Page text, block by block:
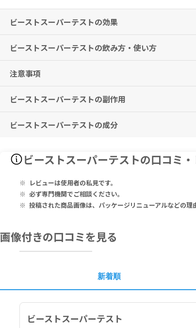
ビーストスーパーテストの効果
日々のコンディション維持とトレーニングライフをサポートしま
ビーストスーパーテストの飲み方・使い方
朝食前に3～4粒、夕食前に3～4粒を目安に、お召し上がりくだ
注意事項
本品は、多量摂取により疾病が治癒したり、より健康が増進す
薬剤を服用中の方、治療中の方は、本品使用前に医師・薬剤師
直射日光の当たらない涼しい場所に保管してください。
副作用があった場合は、使用しないでください。
ビーストスーパーテストの副作用
特に副作用は報告されておりませんが、異常を感じた際はただ
ビーストスーパーテストの成分
Vitamin B6 (as Pyridoxine Hydrochloride) 6mg,
Pro-Testosterone Support Factors
Fenugreek Extract (Seed) 50% Steroidal Saponins
Male Support Complex 800mg
Liver & Kidney Factors
Milk Thistle Extract 80% Silymarin (Seed) 200mg,
ビーストスーパーテストの口コミ
レビューは使用者の私見です。
必ず専門機関でご相談ください。
投稿された商品画像は、パッケージリニューアルなどの理
画像付きの口コミを見る
新着順
ビーストスーパーテスト